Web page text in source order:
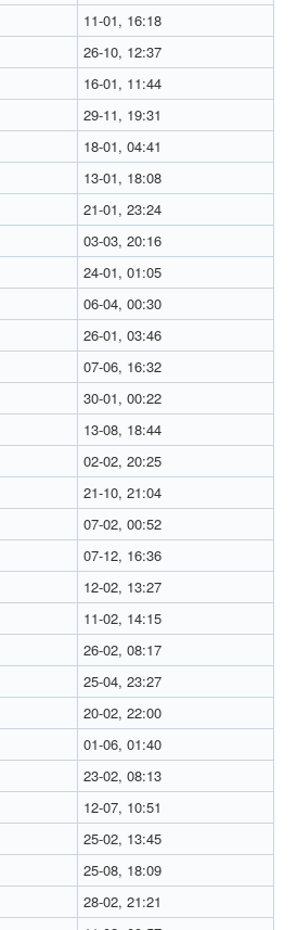
11-01, 16:18
26-10, 12:37
16-01, 11:44
29-11, 19:31
18-01, 04:41
13-01, 18:08
21-01, 23:24
03-03, 20:16
24-01, 01:05
06-04, 00:30
26-01, 03:46
07-06, 16:32
30-01, 00:22
13-08, 18:44
02-02, 20:25
21-10, 21:04
07-02, 00:52
07-12, 16:36
12-02, 13:27
11-02, 14:15
26-02, 08:17
25-04, 23:27
20-02, 22:00
01-06, 01:40
23-02, 08:13
12-07, 10:51
25-02, 13:45
25-08, 18:09
28-02, 21:21